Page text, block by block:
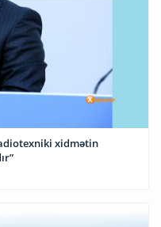
xidmətin